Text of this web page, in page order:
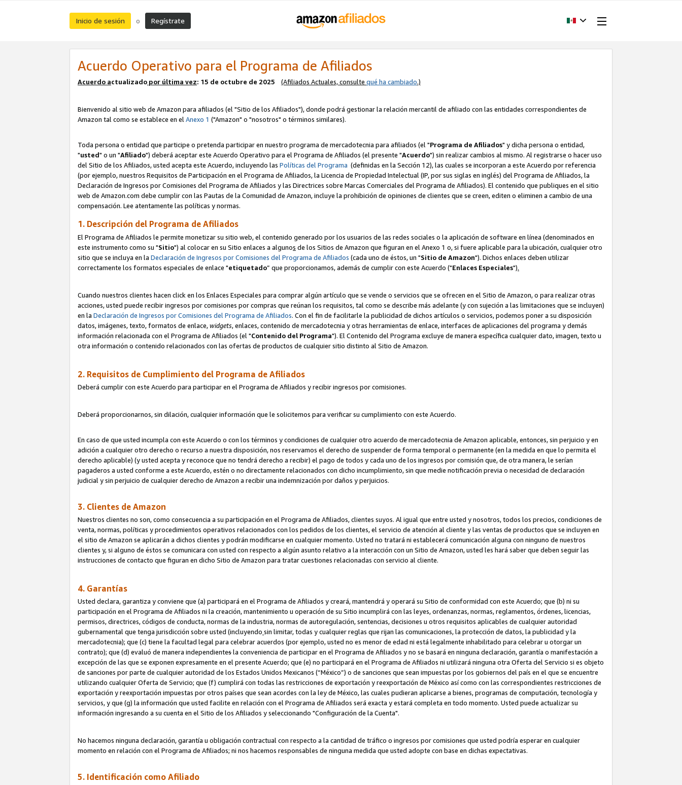
Inicio de sesión o Regístrate
Acuerdo Operativo para el Programa de Afiliados
Acuerdo actualizado por última vez: 15 de octubre de 2025 (Afiliados Actuales, consulte qué ha cambiado.)
Bienvenido al sitio web de Amazon para afiliados (el "Sitio de los Afiliados"), donde podrá gestionar la relación mercantil de afiliado con las entidades correspondientes de
Amazon tal como se establece en elAnexo 1 ("Amazon" o "nosotros" o términos similares).
Toda persona o entidad que participe o pretenda participar en nuestro programa de mercadotecnia para afiliados (el "Programa de Afiliados" y dicha persona o entidad,
"usted" o un "Afiliado") deberá aceptar este Acuerdo Operativo para el Programa de Afiliados (el presente "Acuerdo") sin realizar cambios al mismo. Al registrarse o hacer uso
del Sitio de los Afiliados, usted acepta este Acuerdo, incluyendo las Políticas del Programa (definidas en la Sección 12), las cuales se incorporan a este Acuerdo por referencia
(por ejemplo, nuestros Requisitos de Participación en el Programa de Afiliados, la Licencia de Propiedad Intelectual (IP, por sus siglas en inglés) del Programa de Afiliados, la
Declaración de Ingresos por Comisiones del Programa de Afiliados y las Directrices sobre Marcas Comerciales del Programa de Afiliados). El contenido que publiques en el sitio
web de Amazon.com debe cumplir con las Pautas de la Comunidad de Amazon, incluye la prohibición de opiniones de clientes que se creen, editen o eliminen a cambio de una
compensación. Lee atentamente las políticas y normas.
1. Descripción del Programa de Afiliados
El Programa de Afiliados le permite monetizar su sitio web, el contenido generado por los usuarios de las redes sociales o la aplicación de software en línea (denominados en
este instrumento como su "Sitio") al colocar en su Sitio enlaces a algunos de los Sitios de Amazon que figuran en el Anexo 1 o, si fuere aplicable para la ubicación, cualquier otro
sitio que se incluya en la Declaración de Ingresos por Comisiones del Programa de Afiliados (cada uno de éstos, un "Sitio de Amazon"). Dichos enlaces deben utilizar
correctamente los formatos especiales de enlace "etiquetado” que proporcionamos, además de cumplir con este Acuerdo ("Enlaces Especiales").
Cuando nuestros clientes hacen click en los Enlaces Especiales para comprar algún artículo que se vende o servicios que se ofrecen en el Sitio de Amazon, o para realizar otras
acciones, usted puede recibir ingresos por comisiones por compras que reúnan los requisitos, tal como se describe más adelante (y con sujeción a las limitaciones que se incluyen)
en la Declaración de Ingresos por Comisiones del Programa de Afiliados. Con el fin de facilitarle la publicidad de dichos artículos o servicios, podemos poner a su disposición
datos, imágenes, texto, formatos de enlace,widgets, enlaces, contenido de mercadotecnia y otras herramientas de enlace, interfaces de aplicaciones del programa y demás
información relacionada con el Programa de Afiliados (el "Contenido del Programa"). El Contenido del Programa excluye de manera específica cualquier dato, imagen, texto u
otra información o contenido relacionados con las ofertas de productos de cualquier sitio distinto al Sitio de Amazon.
2. Requisitos de Cumplimiento del Programa de Afiliados
Deberá cumplir con este Acuerdo para participar en el Programa de Afiliados y recibir ingresos por comisiones.
Deberá proporcionarnos, sin dilación, cualquier información que le solicitemos para verificar su cumplimiento con este Acuerdo.
En caso de que usted incumpla con este Acuerdo o con los términos y condiciones de cualquier otro acuerdo de mercadotecnia de Amazon aplicable, entonces, sin perjuicio y en
adición a cualquier otro derecho o recurso a nuestra disposición, nos reservamos el derecho de suspender de forma temporal o permanente (en la medida en que lo permita el
derecho aplicable) (y usted acepta y reconoce que no tendrá derecho a recibir) el pago de todos y cada uno de los ingresos por comisión que, de otra manera, le serían
pagaderos a usted conforme a este Acuerdo, estén o no directamente relacionados con dicho incumplimiento, sin que medie notificación previa o necesidad de declaración
judicial y sin perjuicio de cualquier derecho de Amazon a recibir una indemnización por daños y perjuicios.
3. Clientes de Amazon
Nuestros clientes no son, como consecuencia a su participación en el Programa de Afiliados, clientes suyos. Al igual que entre usted y nosotros, todos los precios, condiciones de
venta, normas, políticas y procedimientos operativos relacionados con los pedidos de los clientes, el servicio de atención al cliente y las ventas de productos que se incluyen en
el sitio de Amazon se aplicarán a dichos clientes y podrán modificarse en cualquier momento. Usted no tratará ni establecerá comunicación alguna con ninguno de nuestros
clientes y, si alguno de éstos se comunicara con usted con respecto a algún asunto relativo a la interacción con un Sitio de Amazon, usted les hará saber que deben seguir las
instrucciones de contacto que figuran en dicho Sitio de Amazon para tratar cuestiones relacionadas con servicio al cliente.
4. Garantías
Usted declara, garantiza y conviene que (a) participará en el Programa de Afiliados y creará, mantendrá y operará su Sitio de conformidad con este Acuerdo; que (b) ni su
participación en el Programa de Afiliados ni la creación, mantenimiento u operación de su Sitio incumplirá con las leyes, ordenanzas, normas, reglamentos, órdenes, licencias,
permisos, directrices, códigos de conducta, normas de la industria, normas de autoregulación, sentencias, decisiones u otros requisitos aplicables de cualquier autoridad
gubernamental que tenga jurisdicción sobre usted (incluyendo sin limitar, todas y cualquier reglas que rijan las comunicaciones, la protección de datos, la publicidad y la
mercadotecnia); que (c) tiene la facultad legal para celebrar acuerdos (por ejemplo, usted no es menor de edad ni está legalmente inhabilitado para celebrar u otorgar un
contrato); que (d) evaluó de manera independientesla conveniencia de participar en el Programa de Afiliados y no se basará en ninguna declaración, garantía o manifestación a
excepción de las que se exponen expresamente en el presente Acuerdo; que (e) no participará en el Programa de Afiliados ni utilizará ninguna otra Oferta del Servicio si es objeto
de sanciones por parte de cualquier autoridad de los Estados Unidos Mexicanos (“México”) o de sanciones que sean impuestas por los gobiernos del país en el que se encuentre
utilizando cualquier Oferta de Servicio; que (f) cumplirá con todas las restricciones de exportación y reexportación de México así como con las correspondientes restricciones de
exportación y reexportación impuestas por otros países que sean acordes con la ley de México, las cuales pudieran aplicarse a bienes, programas de computación, tecnología y
servicios, y que (g) la información que usted facilite en relación con el Programa de Afiliados será exacta y estará completa en todo momento. Usted puede actualizar su
información ingresando a su cuenta en el Sitio de los Afiliados y seleccionando "Configuración de la Cuenta".
No hacemos ninguna declaración, garantía u obligación contractual con respecto a la cantidad de tráfico o ingresos por comisiones que usted podría esperar en cualquier
momento en relación con el Programa de Afiliados; ni nos hacemos responsables de ninguna medida que usted adopte con base en dichas expectativas.
5. Identificación como Afiliado